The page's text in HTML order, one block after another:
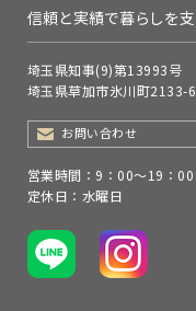
信頼と実績で暮らしを
埼玉県知事(9)第13993号
埼玉県草加市氷川町2133-6
お問い合わせ
営業時間：9：00～19：00
定休日：水曜日